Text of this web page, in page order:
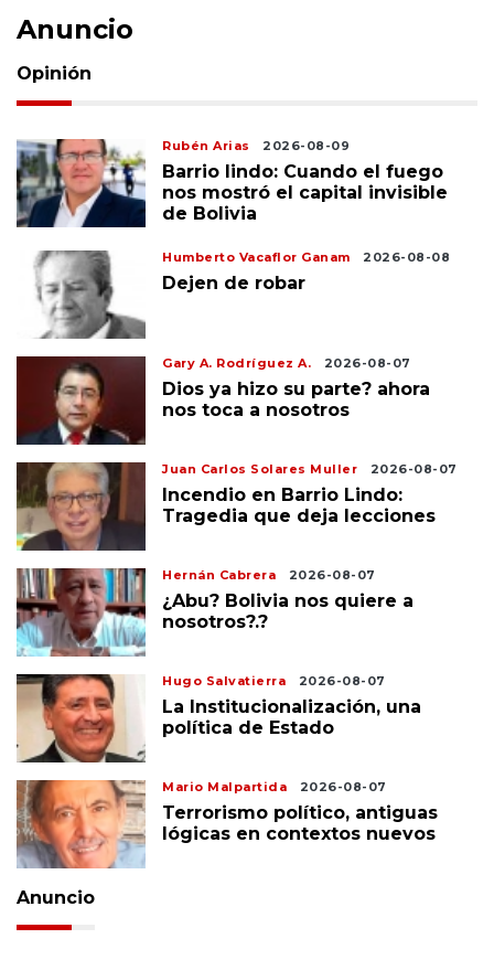
Anuncio
Opinión
Rubén Arias 2026-08-09
Barrio lindo: Cuando el fuego
nos mostró el capital invisible
de Bolivia
Humberto Vacaflor Ganam 2026-08-08
Dejen de robar
Gary A. Rodríguez A. 2026-08-07
Dios ya hizo su parte? ahora
nos toca a nosotros
Juan Carlos Solares Muller 2026-08-07
Incendio en Barrio Lindo:
Tragedia que deja lecciones
Hernán Cabrera 2026-08-07
¿Abu? Bolivia nos quiere a
nosotros?.?
Hugo Salvatierra 2026-08-07
La Institucionalización, una
política de Estado
Mario Malpartida 2026-08-07
Terrorismo político, antiguas
lógicas en contextos nuevos
Anuncio